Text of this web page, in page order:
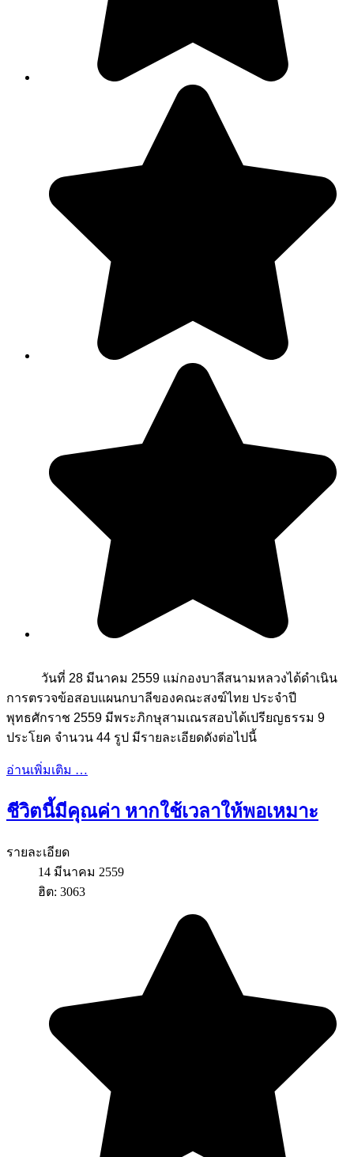
วันที่ 28 มีนาคม 2559 แม่กองบาลีสนามหลวงได้ดำเนิน
การตรวจข้อสอบแผนกบาลีของคณะสงฆ์ไทย ประจำปี
พุทธศักราช 2559 มีพระภิกษุสามเณรสอบได้เปรียญธรรม 9
ประโยค จำนวน 44 รูป มีรายละเอียดดังต่อไปนี้
อ่านเพิ่มเติม …
ชีวิตนี้มีคุณค่า หากใช้เวลาให้พอเหมาะ
รายละเอียด
14 มีนาคม 2559
ฮิต: 3063